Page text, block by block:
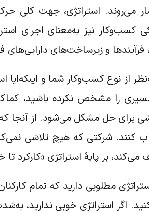
می‌روند. استراتژی، جهت کلی
کسب‌وکار نیز به‌معنای اجرای
فرآیندها و زیرساخت‌های
از نوع کسب‌وکار شما و اینکه‌ایا
را مشخص نکرده باشید،
برای حل مشکل می‌شود. از آنجا که
کنند. شرکتی که هیچ تلاشی
می‌کند، بر پایۀ استراتژی «کارکرد
مطلوبی دارید که تمام
اگر استراتژی خوبی ندارید،